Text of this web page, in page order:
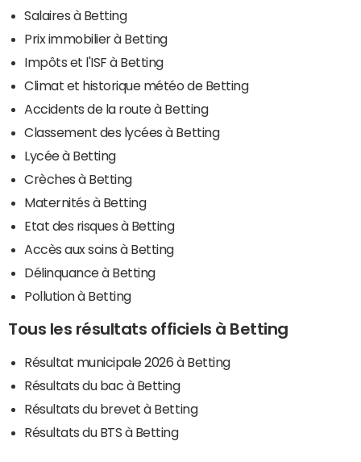
Salaires à Betting
Prix immobilier à Betting
Impôts et l'ISF à Betting
Climat et historique météo de Betting
Accidents de la route à Betting
Classement des lycées à Betting
Lycée à Betting
Crèches à Betting
Maternités à Betting
Etat des risques à Betting
Accès aux soins à Betting
Délinquance à Betting
Pollution à Betting
Tous les résultats officiels à Betting
Résultat municipale 2026 à Betting
Résultats du bac à Betting
Résultats du brevet à Betting
Résultats du BTS à Betting